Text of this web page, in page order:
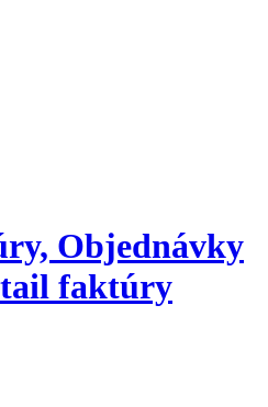
Objednávky
faktúry